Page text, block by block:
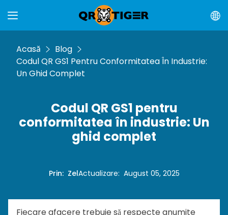
Acasă
Blog
Codul QR GS1 Pentru Conformitatea În Industrie:
Un Ghid Complet
Codul QR GS1 pentru
conformitatea în industrie: Un
ghid complet
Prin: ZelActualizare: August 05, 2025
Fiecare afacere trebuie să respecte anumite